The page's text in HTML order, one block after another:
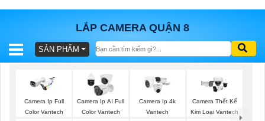
LẮP CAMERA QUẬN 8
BÁO
TRỌN
GÓI
SẢN PHẨM
Camera Ip Full
Color Vantech
Camera Ip AI Full
Color Vantech
Camera Ip 4k
Vantech
Camera Thết Kế
Kim Loại Vantech